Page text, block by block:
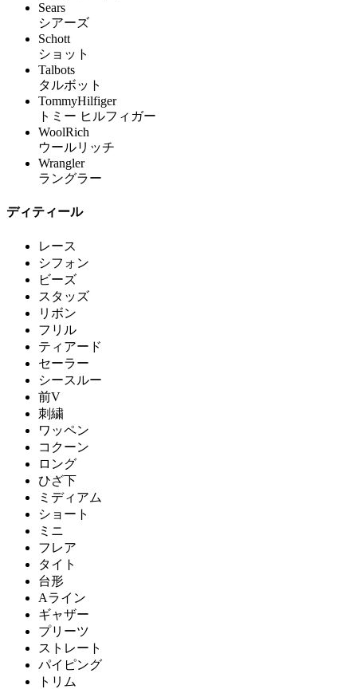
Sears
シアーズ
Schott
ショット
Talbots
タルボット
TommyHilfiger
トミー ヒルフィガー
WoolRich
ウールリッチ
Wrangler
ラングラー
ディティール
レース
シフォン
ビーズ
スタッズ
リボン
フリル
ティアード
セーラー
シースルー
前V
刺繍
ワッペン
コクーン
ロング
ひざ下
ミディアム
ショート
ミニ
フレア
タイト
台形
Aライン
ギャザー
プリーツ
ストレート
パイピング
トリム